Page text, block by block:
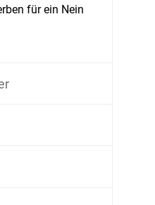
für ein Nein